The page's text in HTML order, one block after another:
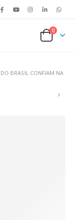
0
BRASIL CONFIAM NA